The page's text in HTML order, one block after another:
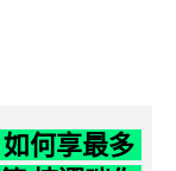
何享最多